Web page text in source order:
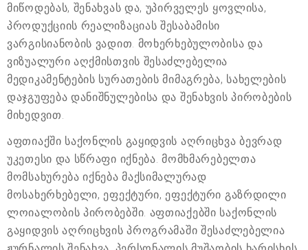
მიწოდებას, შენახვას და, უპირველეს ყოვლისა,
პროდუქციის რეალიზაციას შესაბამისი
ვარგისიანობის ვადით. მოხერხებულობისა და
ვიზუალური აღქმისთვის შესაძლებელია
მედიკამენტების სურათების მიმაგრება, სახელების
დაჯგუფება დანიშნულებისა და შენახვის პირობების
მიხედვით.
აფთიაქში საქონლის გაყიდვის აღრიცხვა ბევრად
უკეთესი და სწრაფი იქნება. მომხმარებელთა
მომსახურება იქნება მაქსიმალურად
მოსახერხებელი, ეფექტური, ეფექტური გაზრდილი
ლოიალობის პირობებში. აფთიაქებში საქონლის
გაყიდვის აღრიცხვის პროგრამაში შესაძლებელია